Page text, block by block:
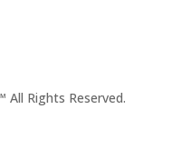
All Rights Reserved.